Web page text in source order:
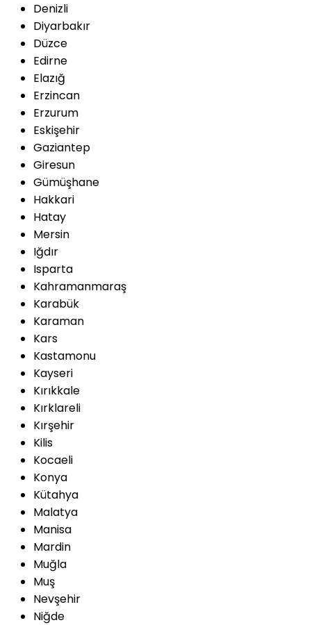
Denizli
Diyarbakır
Düzce
Edirne
Elazığ
Erzincan
Erzurum
Eskişehir
Gaziantep
Giresun
Gümüşhane
Hakkari
Hatay
Mersin
Iğdır
Isparta
Kahramanmaraş
Karabük
Karaman
Kars
Kastamonu
Kayseri
Kırıkkale
Kırklareli
Kırşehir
Kilis
Kocaeli
Konya
Kütahya
Malatya
Manisa
Mardin
Muğla
Muş
Nevşehir
Niğde